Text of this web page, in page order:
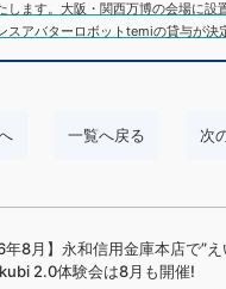
します。大阪・関西万博の会場に設
スアバターロボットtemiの貸与が決
一覧へ戻る 次
年8月】永和信用金庫本店で”
2.0体験会は8月も開催!